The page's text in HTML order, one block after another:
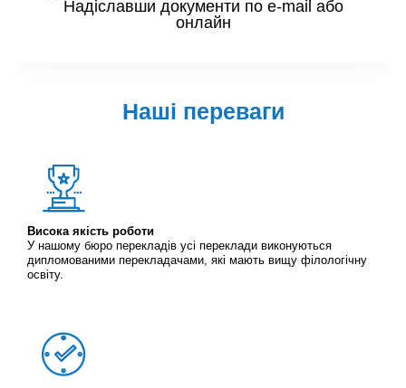
Надіславши документи по e-mail або
онлайн
Наші переваги
Висока якість роботи
У нашому бюро перекладів усі переклади виконуються
дипломованими перекладачами, які мають вищу філологічну
освіту.